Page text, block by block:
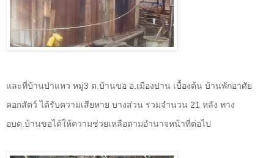
และที่บ้านป่าแหว หมู่3 ต.บ้านขอ อ.เมืองปาน เบื้องต้น บ้านพักอาศัย
คอกสัตว์ ได้รับความเสียหาย บางส่วน รวมจำนวน 21 หลัง ทาง
อบต.บ้านขอได้ให้ความช่วยเหลือตามอำนาจหน้าที่ต่อไป